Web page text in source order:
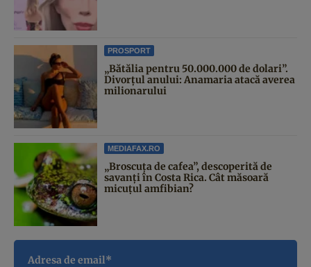
PROSPORT
„Bătălia pentru 50.000.000 de dolari”.
Divorțul anului: Anamaria atacă averea
milionarului
MEDIAFAX.RO
„Broscuța de cafea”, descoperită de
savanți în Costa Rica. Cât măsoară
micuțul amfibian?
Adresa de email*